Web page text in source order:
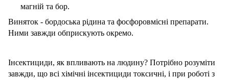
магній та бор.
Виняток - бордоська рідина та фосфоровмісні препарати.
Ними завжди обприскують окремо.
Інсектициди, як впливають на людину? Потрібно розуміти
завжди, що всі хімічні інсектициди токсичні, і при роботі з